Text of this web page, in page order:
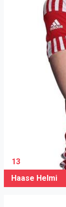
13
Haase Helmi